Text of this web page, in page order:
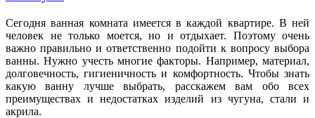
Сегодня ванная комната имеется в каждой квартире. В ней
человек не только моется, но и отдыхает. Поэтому очень
важно правильно и ответственно подойти к вопросу выбора
ванны. Нужно учесть многие факторы. Например, материал,
долговечность, гигиеничность и комфортность. Чтобы знать
какую ванну лучше выбрать, расскажем вам обо всех
преимуществах и недостатках изделий из чугуна, стали и
акрила.